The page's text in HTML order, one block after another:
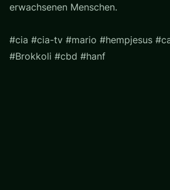
erwachsenen Menschen.
#cia #cia-tv #mario #hempjesus
#Brokkoli #cbd #hanf